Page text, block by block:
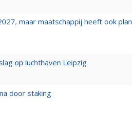
maar maatschappij heeft ook plan
op luchthaven Leipzig
door staking